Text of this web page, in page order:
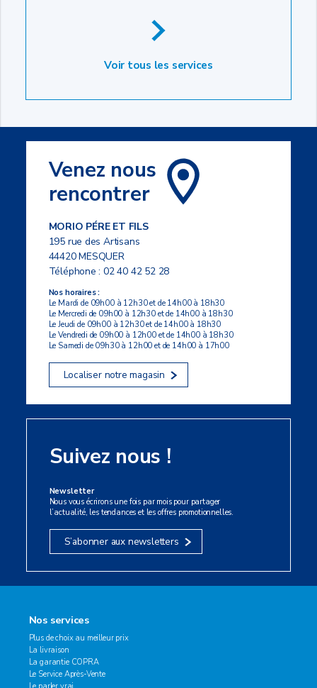
Voir tous les services
Venez nous
rencontrer
MORIO PÉRE ET FILS
195 rue des Artisans
44420 MESQUER
Téléphone :02 40 42 52 28
Nos horaires :
Le Mardi de 09h00 à 12h30 et de 14h00 à 18h30
Le Mercredi de 09h00 à 12h30 et de 14h00 à 18h30
Le Jeudi de 09h00 à 12h30 et de 14h00 à 18h30
Le Vendredi de 09h00 à 12h00 et de 14h00 à 18h30
Le Samedi de 09h30 à 12h00 et de 14h00 à 17h00
Localiser notre magasin
Suivez nous !
Newsletter
Nous vous écrirons une fois par mois pour partager
l’actualité, les tendances et les offres promotionnelles.
S’abonner aux newsletters
Nos services
Plus de choix au meilleur prix
La livraison
La garantie COPRA
Le Service Après-Vente